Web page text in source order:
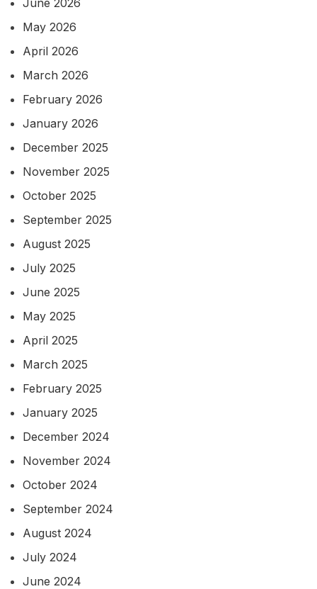
May 2026
April 2026
March 2026
February 2026
January 2026
December 2025
November 2025
October 2025
September 2025
August 2025
July 2025
June 2025
May 2025
April 2025
March 2025
February 2025
January 2025
December 2024
November 2024
October 2024
September 2024
August 2024
July 2024
June 2024